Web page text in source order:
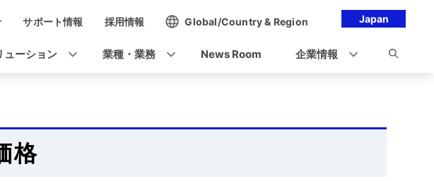
Japan
サポート情報 採用情報 Global/Country & Region
ューション 業種・業務 News Room 企業情報
格